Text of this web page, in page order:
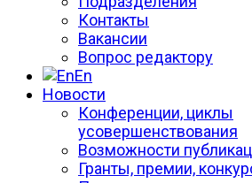
Контакты
Вакансии
Вопрос редактору
En
Новости
Конференции, циклы
усовершенствования
Возможности
Гранты, премии,